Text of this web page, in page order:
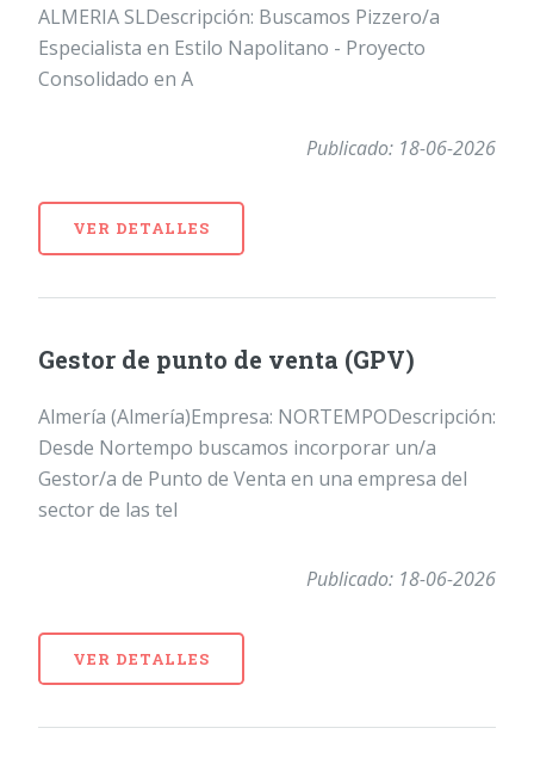
ALMERIA SLDescripción: Buscamos Pizzero/a
Especialista en Estilo Napolitano - Proyecto
Consolidado en A
Publicado: 18-06-2026
VER DETALLES
Gestor de punto de venta (GPV)
Almería (Almería)Empresa: NORTEMPODescripción:
Desde Nortempo buscamos incorporar un/a
Gestor/a de Punto de Venta en una empresa del
sector de las tel
Publicado: 18-06-2026
VER DETALLES